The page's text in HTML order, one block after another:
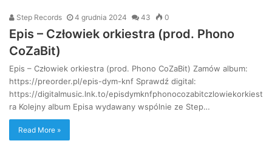
Step Records 4 grudnia 2024 43 0
Epis – Człowiek orkiestra (prod. Phono
CoZaBit)
Epis – Człowiek orkiestra (prod. Phono CoZaBit) Zamów album:
https://preorder.pl/epis-dym-knf Sprawdź digital:
https://digitalmusic.lnk.to/episdymknfphonocozabitczlowiekorkiest
ra Kolejny album Episa wydawany wspólnie ze Step…
Read More »